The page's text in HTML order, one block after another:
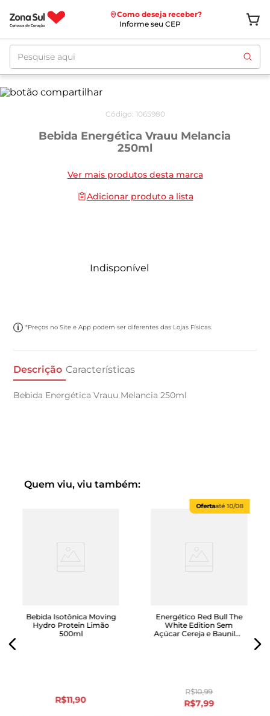
Como deseja receber?
Informe seu CEP
Pesquise aqui
Código: 1065980
Bebida Energética Vrauu Melancia
250ml
Ver mais produtos desta marca
Adicionar produto a lista
Indisponível
*Preços no Site e App podem ser diferentes das Lojas Físicas.
Descrição Características
Bebida Energética Vrauu Melancia 250ml
Quem viu, viu também:
Bebida Isotônica Moving
Hydro Protein Limão
500ml
R$11,90
Ofertaaté10/08
Energético Red Bull The
White Edition Sem
Açúcar Cereja e Baunilha
R$10,99
R$7,99